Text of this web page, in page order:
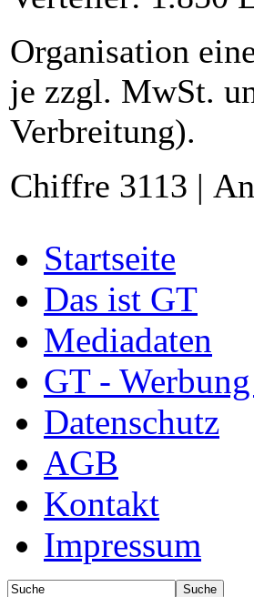
Organisation
je zzgl. MwSt.
Verbreitung).
Chiffre 3113 |
Startseite
Das ist GT
Mediadaten
GT -
Datenschutz
AGB
Kontakt
Impressum